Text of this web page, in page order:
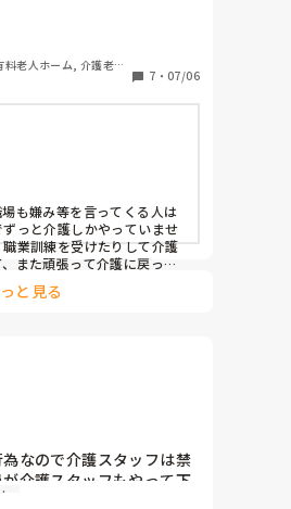
りメンタルを壊して退職
ないと思って別職種へ転職
原因で退職した事が不安等
手当を受給していました
決めて再度介護職に復帰
生きています。
出来ていますが、患者数
しいは忙しいです。
。
早番、遅番、夜勤のみ
無しで入職したのです
らないのに正職員なの？｣
老人ホーム, 介護老人
7 ・ 07/06
も嫌み等を言ってくる人は
っと介護しかやっていませ
業訓練を受けたりして介護
また頑張って介護に戻って
んに色々キツく言われたり
多かったけど、いい方が多
ユニット型特養が一番嫌で
本当に私の中では変な人、
た。
んでいる所もあったり、日
のさんが本当に辛いのだっ
と見る
なので介護スタッフは禁
介護スタッフもやって下